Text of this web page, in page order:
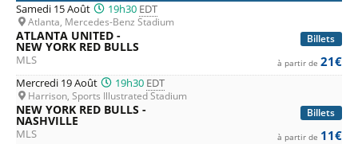
Samedi 15 Août 19h30 EDT
Atlanta, Mercedes-Benz Stadium
Billets
ATLANTA UNITED -
NEW YORK RED BULLS
MLS à partir de 21€
Mercredi 19 Août 19h30 EDT
Harrison, Sports Illustrated Stadium
Billets
NEW YORK RED BULLS -
NASHVILLE
MLS à partir de 11€